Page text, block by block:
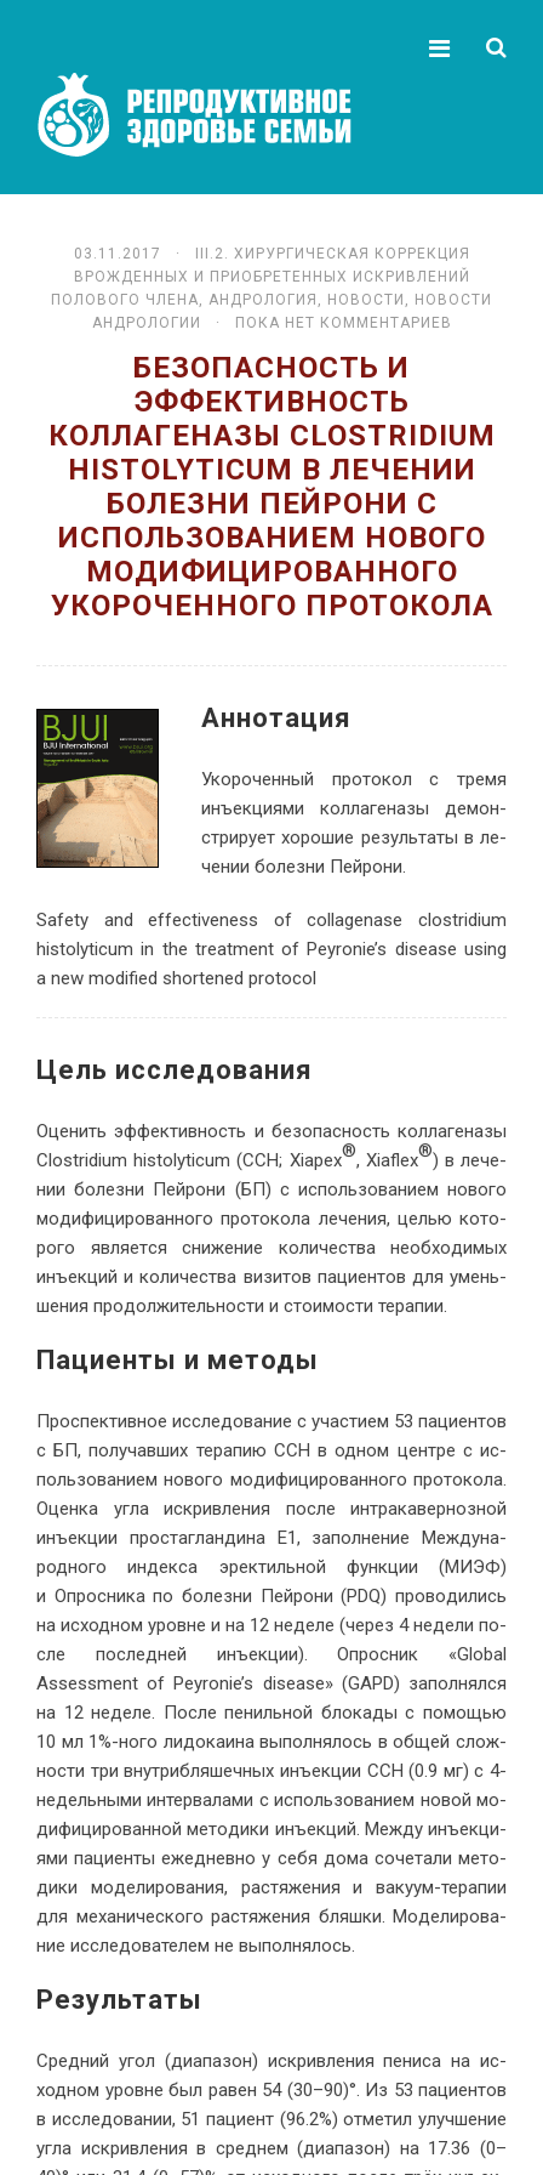
03.11.2017 ·
III.2. ХИРУРГИЧЕСКАЯ КОРРЕКЦИЯ
ВРОЖДЕННЫХ И ПРИОБРЕТЕННЫХ ИСКРИВЛЕНИЙ
ПОЛОВОГО ЧЛЕНА, АНДРОЛОГИЯ , НОВОСТИ , НОВОСТИ
АНДРОЛОГИИ
· ПОКА НЕТ КОММЕНТАРИЕВ
БЕЗОПАСНОСТЬ И
ЭФФЕКТИВНОСТЬ
КОЛЛАГЕНАЗЫ CLOSTRIDIUM
HISTOLYTICUM В ЛЕЧЕНИИ
БОЛЕЗНИ ПЕЙРОНИ С
ИСПОЛЬЗОВАНИЕМ НОВОГО
МОДИФИЦИРОВАННОГО
УКОРОЧЕННОГО ПРОТОКОЛА
Ан­но­тация
Уко­ро­чен­ный про­то­кол с тре­мя
инъ­ек­ци­я­ми кол­ла­ге­на­зы де­мон­
стри­ру­ет хо­ро­шие ре­зуль­та­ты в ле­
че­нии бо­лез­ни Пейрони.
Safety and effectiveness of collagenase clostridium
histolyticum in the treatment of Peyronie’s disease using
a new modified shortened protocol
Цель ис­сле­до­вания
Оце­нить эф­фек­тив­ность и без­опас­ность кол­ла­ге­на­зы
Clostridium histolyticum (CCH; Xiapex®, Xiaflex®) в ле­че­
нии бо­лез­ни Пей­ро­ни (БП) с ис­поль­зо­ва­ни­ем но­во­го
мо­ди­фи­ци­ро­ван­но­го про­то­ко­ла ле­че­ния, це­лью ко­то­
ро­го яв­ля­ет­ся сни­же­ние ко­ли­че­ства необ­хо­ди­мых
инъ­ек­ций и ко­ли­че­ства ви­зи­тов па­ци­ен­тов для умень­
ше­ния про­дол­жи­тель­но­сти и сто­и­мо­сти те­рапии.
Па­ци­ен­ты и методы
Про­спек­тив­ное ис­сле­до­ва­ние с уча­сти­ем 53 па­ци­ен­тов
с БП, по­лу­чав­ших те­ра­пию CCH в од­ном цен­тре с ис­
поль­зо­ва­ни­ем но­во­го мо­ди­фи­ци­ро­ван­но­го про­то­ко­ла.
Оцен­ка уг­ла ис­крив­ле­ния по­сле ин­тра­ка­вер­ноз­ной
инъ­ек­ции про­ста­глан­ди­на E1, за­пол­не­ние Меж­ду­на­
род­но­го ин­дек­са эрек­тиль­ной функ­ции (МИЭФ)
и Опрос­ни­ка по бо­лез­ни Пей­ро­ни (PDQ) про­во­ди­лись
на ис­ход­ном уровне и на 12 неде­ле (через 4 неде­ли по­
сле по­след­ней инъ­ек­ции). Опрос­ник «Global
Assessment of Peyronie’s disease» (GAPD) за­пол­нял­ся
на 12 неде­ле. По­сле пе­ниль­ной бло­ка­ды с по­мо­щью
10 мл 1%-но­го ли­до­ка­и­на вы­пол­ня­лось в об­щей слож­
но­сти три вну­т­рибля­шеч­ных инъ­ек­ции CCH (0.9 мг) с 4-
недель­ны­ми ин­тер­ва­ла­ми с ис­поль­зо­ва­ни­ем но­вой мо­
ди­фи­ци­ро­ван­ной ме­то­ди­ки инъ­ек­ций. Меж­ду инъ­ек­ци­
я­ми па­ци­ен­ты еже­днев­но у се­бя до­ма со­че­та­ли ме­то­
ди­ки мо­де­ли­ро­ва­ния, рас­тя­же­ния и ва­ку­ум-те­ра­пии
для ме­ха­ни­че­ско­го рас­тя­же­ния бляш­ки. Мо­де­ли­ро­ва­
ние ис­сле­до­ва­те­лем не вы­пол­нялось.
Ре­зультаты
Сред­ний угол (диа­па­зон) ис­крив­ле­ния пе­ни­са на ис­
ход­ном уровне был ра­вен 54 (30–90)°. Из 53 па­ци­ен­тов
в ис­сле­до­ва­нии, 51 па­ци­ент (96.2%) от­ме­тил улуч­ше­ние
уг­ла ис­крив­ле­ния в сред­нем (диа­па­зон) на 17.36 (0–